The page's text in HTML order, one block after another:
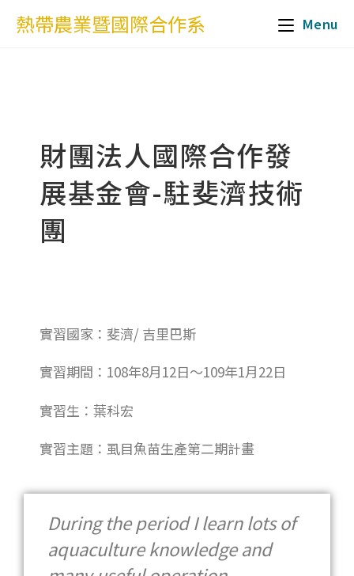
熱帶農業暨國際合作系 Menu
財團法人國際合作發
展基金會-駐斐濟技術
團
實習國家：斐濟/ 吉里巴斯
實習期間：108年8月12日～109年1月22日
實習生：葉科宏
實習主題：虱目魚苗生產第二期計畫
During the period I learn lots of
aquaculture knowledge and